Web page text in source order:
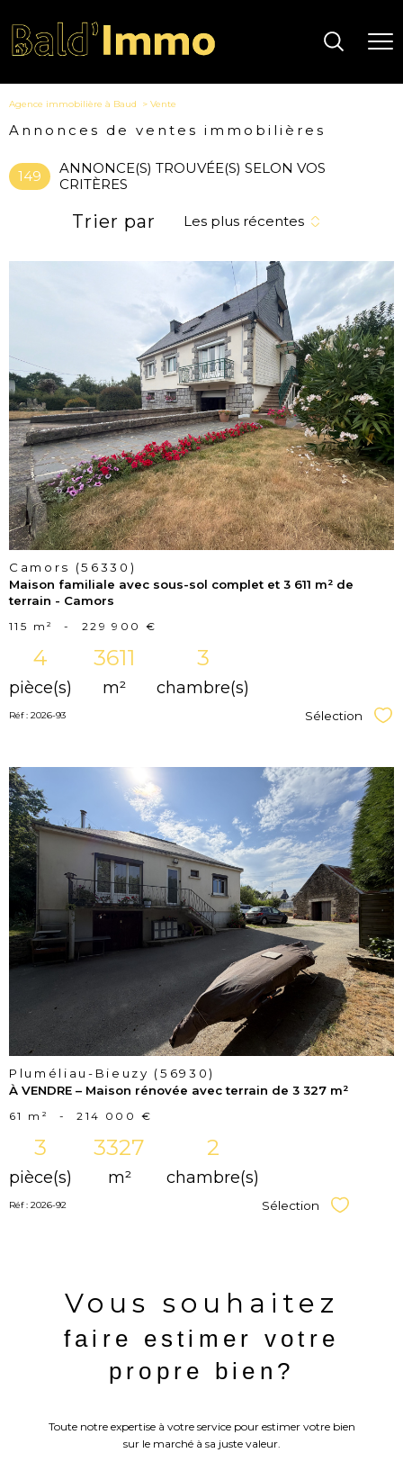
Agence immobilière à Baud Vente
Annonces de ventes immobilières
149
ANNONCE(S) TROUVÉE(S) SELON VOS
CRITÈRES
Trier par Les plus récentes
voir le
bien
Camors (56330)
Maison familiale avec sous-sol complet et 3 611 m² de
terrain - Camors
115 m² - 229 900 €
4
pièce(s)
3611
m²
3
chambre(s)
Réf : 2026-93 Sélection
voir le
bien
Pluméliau-Bieuzy (56930)
À VENDRE – Maison rénovée avec terrain de 3 327 m²
61 m² - 214 000 €
3
pièce(s)
3327
m²
2
chambre(s)
Réf : 2026-92 Sélection Sélectionner
Vous souhaitez
faire estimer votre
propre bien?
Toute notre expertise à votre service pour estimer votre bien
sur le marché à sa juste valeur.